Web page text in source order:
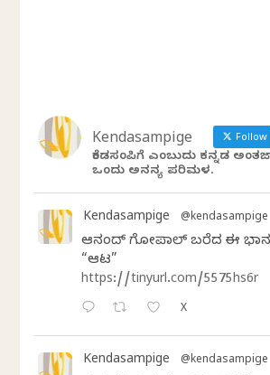
Kendasampige Follow
ಕೆಂಡಸಂಪಿಗೆ ಎಂಬುದು ಕನ್ನಡ
ಒಂದು ಅನನ್ಯ ಪರಿಮಳ.
Kendasampige @kendasampige
ಆನಂದ್‌ ಗೋಪಾಲ್‌ ಬರೆದ ಈ
“ಆಟ”
https://tinyurl.com/5575hs6r
X
Kendasampige @kendasampige